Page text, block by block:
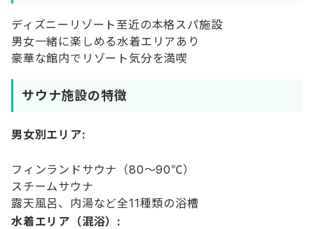
ディズニーリゾート至近の本格スパ施設
男女一緒に楽しめる水着エリアあり
豪華な館内でリゾート気分を満喫
サウナ施設の特徴
男女別エリア:
フィンランドサウナ（80〜90℃）
スチームサウナ
露天風呂、内湯など全11種類の浴槽
水着エリア（混浴）: